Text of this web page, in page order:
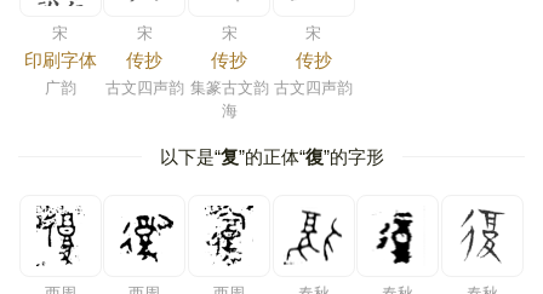
宋
印刷字体
广韵
宋
传抄
古文四声韵
宋
传抄
集篆古文韵
海
宋
传抄
古文四声韵
以下是“复”的正体“復”的字形